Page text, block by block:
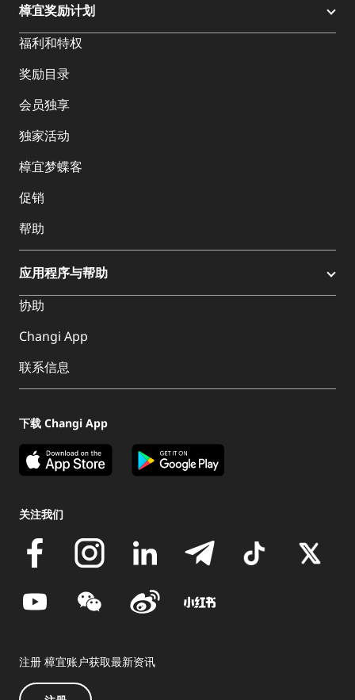
樟宜奖励计划
福利和特权
奖励目录
会员独享
独家活动
樟宜梦蝶客
促销
帮助
应用程序与帮助
协助
Changi App
联系信息
下载 Changi App
关注我们
注册 樟宜账户获取最新资讯